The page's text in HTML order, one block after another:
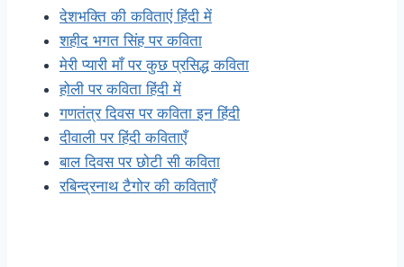
देशभक्ति की कविताएं हिंदी में
शहीद भगत सिंह पर कविता
मेरी प्यारी माँ पर कुछ प्रसिद्ध कविता
होली पर कविता हिंदी में
गणतंत्र दिवस पर कविता इन हिंदी
दीवाली पर हिंदी कविताएँ
बाल दिवस पर छोटी सी कविता
रबिन्द्रनाथ टैगोर की कविताएँ